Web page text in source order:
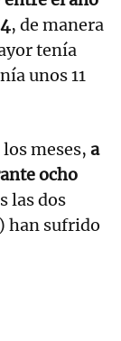
, de manera
tenía
unos 11
meses, a
ocho
las dos
han sufrido